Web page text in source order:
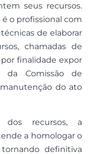
seus recursos.
é o profissional com
de elaborar
chamadas de
finalidade expor
da Comissão de
do ato
recursos, a
a homologar o
definitiva